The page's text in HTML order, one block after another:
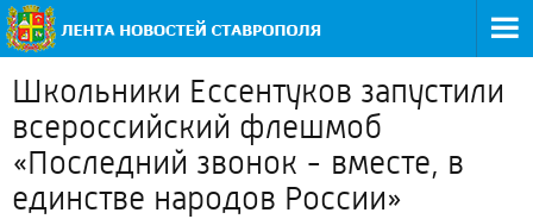
Школьники Ессентуков запустили
всероссийский флешмоб
«Последний звонок - вместе, в
единстве народов России»